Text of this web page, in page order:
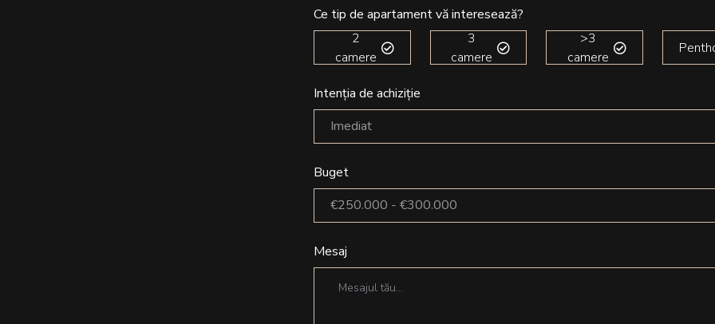
Ce tip de apartament vă interesează?
2
camere
3
camere
>3
camere
Intenția de achiziție
Imediat
Buget
€250.000 - €300.000
Mesaj